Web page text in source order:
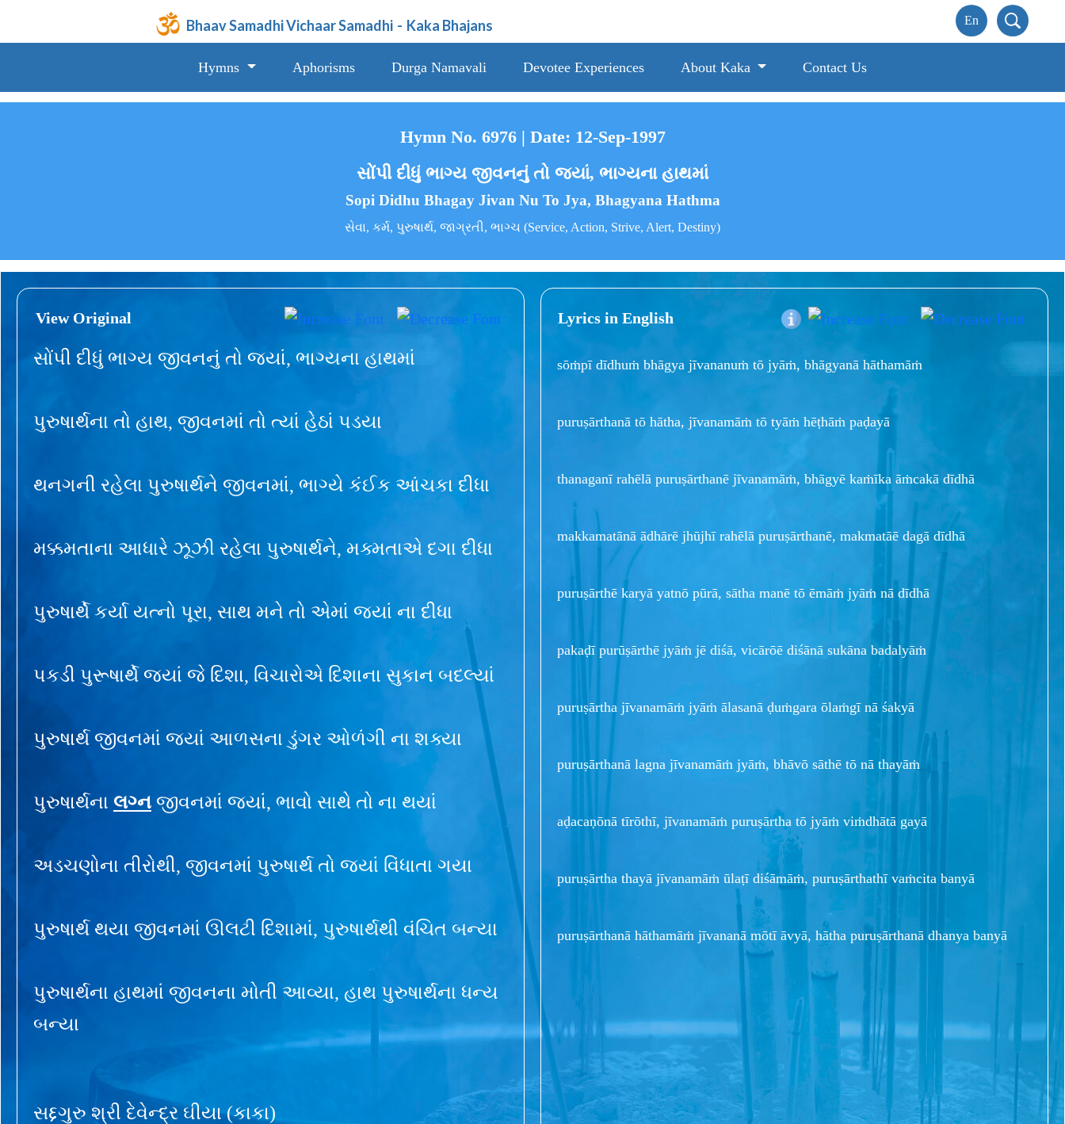
Bhaav Samadhi Vichaar Samadhi - Kaka Bhajans
Hymns Aphorisms Durga Namavali Devotee Experiences About Kaka Contact Us
Hymn No. 6976 | Date: 12-Sep-1997
સોંપી દીધું ભાગ્ય જીવનનું તો જ્યાં, ભાગ્યના હાથમાં
Sopi Didhu Bhagay Jivan Nu To Jya, Bhagyana Hathma
સેવા, કર્મ, પુરુષાર્થ, જાગ્રતી, ભાગ્ચ (Service, Action, Strive, Alert, Destiny)
View Original
સોંપી દીધું ભાગ્ય જીવનનું તો જ્યાં, ભાગ્યના હાથમાં
પુરુષાર્થના તો હાથ, જીવનમાં તો ત્યાં હેઠાં પડયા
થનગની રહેલા પુરુષાર્થને જીવનમાં, ભાગ્યે કંઈક આંચકા દીધા
મક્કમતાના આધારે ઝૂઝી રહેલા પુરુષાર્થને, મક્મતાએ દગા દીધા
પુરુષાર્થે કર્યા યત્નો પૂરા, સાથ મને તો એમાં જ્યાં ના દીધા
પકડી પુરૂષાર્થે જ્યાં જે દિશા, વિચારોએ દિશાના સુકાન બદલ્યાં
પુરુષાર્થ જીવનમાં જ્યાં આળસના ડુંગર ઓળંગી ના શક્યા
પુરુષાર્થના લગ્ન જીવનમાં જ્યાં, ભાવો સાથે તો ના થયાં
અડચણોના તીરોથી, જીવનમાં પુરુષાર્થ તો જ્યાં વિંધાતા ગયા
પુરુષાર્થ થયા જીવનમાં ઊલટી દિશામાં, પુરુષાર્થથી વંચિત બન્યા
પુરુષાર્થના હાથમાં જીવનના મોતી આવ્યા, હાથ પુરુષાર્થના ધન્ય
બન્યા
સદ્દગુરુ શ્રી દેવેન્દ્ર ઘીયા (કાકા)
Lyrics in English
sōṁpī dīdhuṁ bhāgya jīvananuṁ tō jyāṁ, bhāgyanā hāthamāṁ
puruṣārthanā tō hātha, jīvanamāṁ tō tyāṁ hēṭhāṁ paḍayā
thanaganī rahēlā puruṣārthanē jīvanamāṁ, bhāgyē kaṁīka āṁcakā dīdhā
makkamatānā ādhārē jhūjhī rahēlā puruṣārthanē, makmatāē dagā dīdhā
puruṣārthē karyā yatnō pūrā, sātha manē tō ēmāṁ jyāṁ nā dīdhā
pakaḍī purūṣārthē jyāṁ jē diśā, vicārōē diśānā sukāna badalyāṁ
puruṣārtha jīvanamāṁ jyāṁ ālasanā ḍuṁgara ōlaṁgī nā śakyā
puruṣārthanā lagna jīvanamāṁ jyāṁ, bhāvō sāthē tō nā thayāṁ
aḍacaṇōnā tīrōthī, jīvanamāṁ puruṣārtha tō jyāṁ viṁdhātā gayā
puruṣārtha thayā jīvanamāṁ ūlaṭī diśāmāṁ, puruṣārthathī vaṁcita banyā
puruṣārthanā hāthamāṁ jīvananā mōtī āvyā, hātha puruṣārthanā dhanya banyā